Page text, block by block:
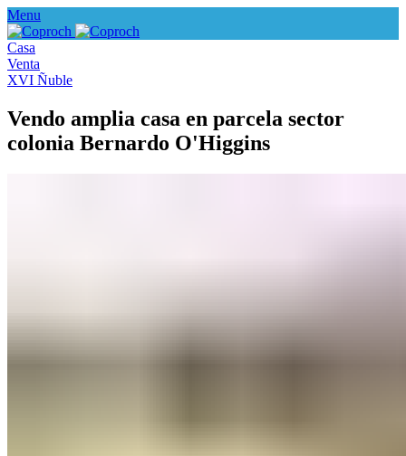
Menu
Casa
Venta
XVI Ñuble
Vendo amplia casa en parcela sector
colonia Bernardo O'Higgins